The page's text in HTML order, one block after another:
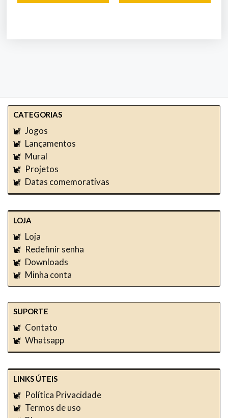
CATEGORIAS
Jogos
Lançamentos
Mural
Projetos
Datas comemorativas
LOJA
Loja
Redefinir senha
Downloads
Minha conta
SUPORTE
Contato
Whatsapp
LINKS ÚTEIS
Política Privacidade
Termos de uso